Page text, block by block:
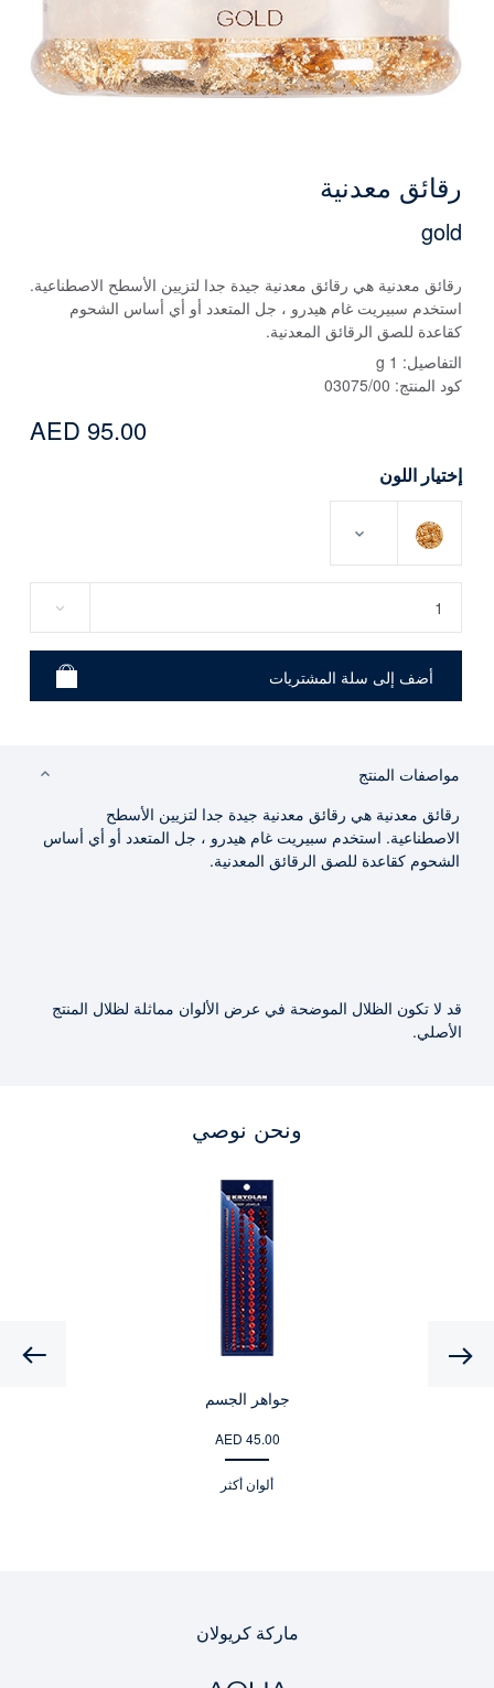
رقائق معدنية
gold
رقائق معدنية هي رقائق معدنية جيدة جدا لتزيين الأسطح الاصطناعية.
استخدم سبيريت غام هيدرو ، جل المتعدد أو أي أساس الشحوم
كقاعدة للصق الرقائق المعدنية.
التفاصيل: 1 g
كود المنتج: 03075/00
AED 95.00
إختيار اللون
مواصفات المنتج
رقائق معدنية هي رقائق معدنية جيدة جدا لتزيين الأسطح
الاصطناعية. استخدم سبيريت غام هيدرو ، جل المتعدد أو أي أساس
الشحوم كقاعدة للصق الرقائق المعدنية.
قد لا تكون الظلال الموضحة في عرض الألوان مماثلة لظلال المنتج
الأصلي.
ونحن نوصي
Previous
جواهر الجسم
AED 45.00
ألوان أكثر
ماركة كريولان